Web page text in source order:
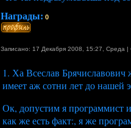
Награды: 0
Записано: 17 Декабря 2008, 15:27, Среда |
1. Ха Всеслав
имеет аж сотни лет до нашей
Ок, допустим я
как же есть факт:, я же